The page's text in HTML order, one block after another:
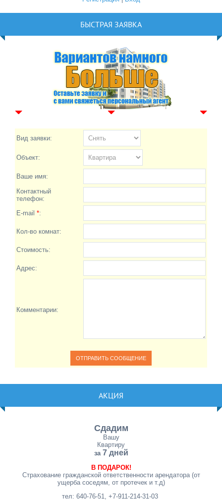
БЫСТРАЯ ЗАЯВКА
Вид заявки:
Объект:
Ваше имя:
Контактный
телефон:
E-mail *:
Кол-во комнат:
Стоимость:
Адрес:
Комментарии:
АКЦИЯ
Сдадим
Вашу
Квартиру
за 7 дней
В ПОДАРОК!
Страхование гражданской ответственности арендатора (от
ущерба соседям, от протечек и т.д)
тел: 640-76-51, +7-911-214-31-03